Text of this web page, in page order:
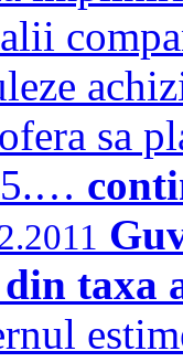
sa
5.…
taxa